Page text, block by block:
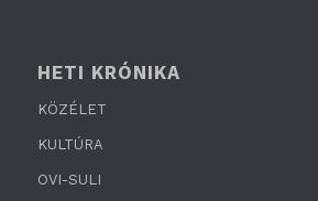
HETI KRÓNIKA
KÖZÉLET
KULTÚRA
OVI-SULI